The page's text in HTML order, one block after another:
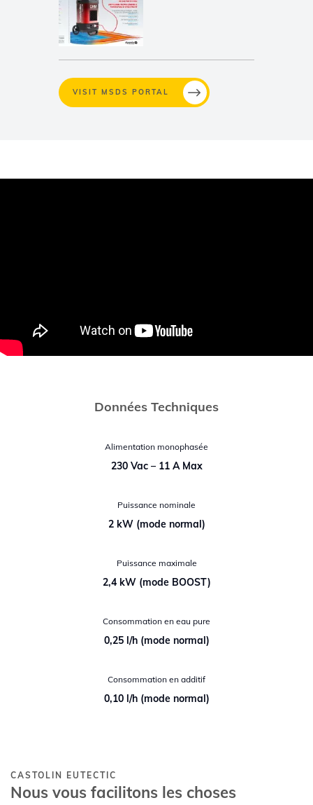
VISIT MSDS PORTAL
Données Techniques
Alimentation monophasée
230 Vac – 11 A Max
Puissance nominale
2 kW (mode normal)
Puissance maximale
2,4 kW (mode BOOST)
Consommation en eau pure
0,25 l/h (mode normal)
Consommation en additif
0,10 l/h (mode normal)
CASTOLIN EUTECTIC
Nous vous facilitons les choses